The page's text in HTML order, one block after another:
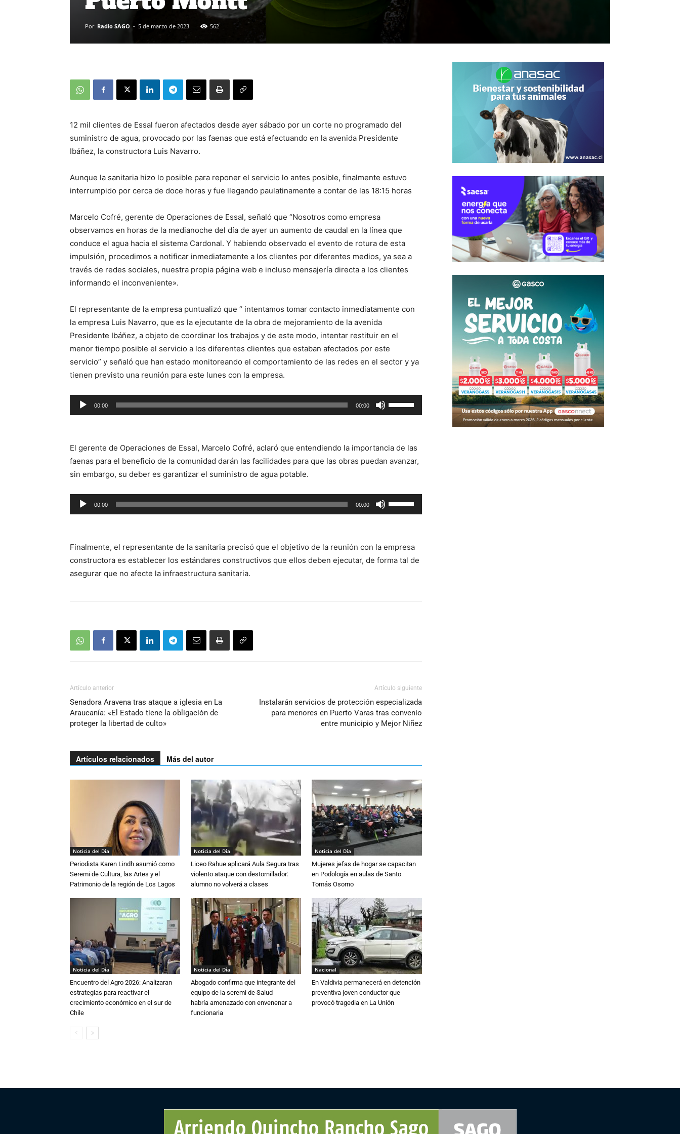
Por Radio SAGO - 5 de marzo de 2023 562
12 mil clientes de Essal fueron afectados desde ayer sábado por un corte no programado del
suministro de agua, provocado por las faenas que está efectuando en la avenida Presidente
Ibáñez, la constructora Luis Navarro.
Aunque la sanitaria hizo lo posible para reponer el servicio lo antes posible, finalmente estuvo
interrumpido por cerca de doce horas y fue llegando paulatinamente a contar de las 18:15 horas
Marcelo Cofré, gerente de Operaciones de Essal, señaló que “Nosotros como empresa
observamos en horas de la medianoche del día de ayer un aumento de caudal en la línea que
conduce el agua hacia el sistema Cardonal. Y habiendo observado el evento de rotura de esta
impulsión, procedimos a notificar inmediatamente a los clientes por diferentes medios, ya sea a
través de redes sociales, nuestra propia página web e incluso mensajería directa a los clientes
informando el inconveniente».
El representante de la empresa puntualizó que “ intentamos tomar contacto inmediatamente con
la empresa Luis Navarro, que es la ejecutante de la obra de mejoramiento de la avenida
Presidente Ibáñez, a objeto de coordinar los trabajos y de este modo, intentar restituir en el
menor tiempo posible el servicio a los diferentes clientes que estaban afectados por este
servicio” y señaló que han estado monitoreando el comportamiento de las redes en el sector y ya
tienen previsto una reunión para este lunes con la empresa.
Reproductor
de
00:00 00:00
las
flecha
arriba/abajo
aumentar
o
volumen.
El gerente de Operaciones de Essal, Marcelo Cofré, aclaró que entendiendo la importancia de las
faenas para el beneficio de la comunidad darán las facilidades para que las obras puedan avanzar,
sin embargo, su deber es garantizar el suministro de agua potable.
Reproductor
de
00:00 00:00
las
flecha
arriba/abajo
Finalmente, el representante de la sanitaria precisó que el objetivo de la reunión con la empresa
constructora es establecer los estándares constructivos que ellos deben ejecutar, de forma tal de
asegurar que no afecte la infraestructura sanitaria.
Artículo anterior
Senadora Aravena tras ataque a iglesia en La
Araucanía: «El Estado tiene la obligación de
proteger la libertad de culto»
Artículo siguiente
Instalarán servicios de protección especializada
para menores en Puerto Varas tras convenio
entre municipio y Mejor Niñez
Artículos relacionados Más del autor
Noticia del Día
Periodista Karen Lindh asumió como
Seremi de Cultura, las Artes y el
Patrimonio de la región de Los Lagos
Noticia del Día
Liceo Rahue aplicará Aula Segura tras
violento ataque con destornillador:
alumno no volverá a clases
Noticia del Día
Mujeres jefas de hogar se capacitan
en Podología en aulas de Santo
Tomás Osorno
Noticia del Día
Encuentro del Agro 2026: Analizaran
estrategias para reactivar el
crecimiento económico en el sur de
Chile
Noticia del Día
Abogado confirma que integrante del
equipo de la seremi de Salud
habría amenazado con envenenar a
funcionaria
Nacional
En Valdivia permanecerá en detención
preventiva joven conductor que
provocó tragedia en La Unión